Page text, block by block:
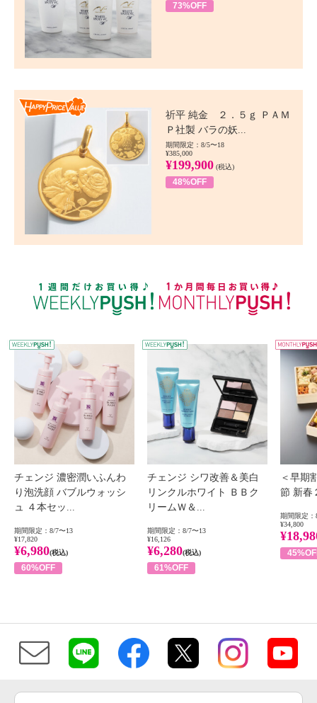
73%OFF
祈平 純金 ２．５ｇ ＰＡＭ
Ｐ社製 バラの妖...
期間限定：8/5〜18
¥385,000
¥199,900 (税込)
48%OFF
WEEKLY PUSH
チェンジ 濃密潤いふんわ
り泡洗顔 バブルウォッシ
ュ ４本セッ...
期間限定：8/7〜13
¥17,820
¥6,980(税込)
60%OFF
チェンジ シワ改善＆美白
リンクルホワイト ＢＢク
リームＷ＆...
期間限定：8/7〜13
¥16,126
¥6,280(税込)
61%OFF
＜早期
節 新春
期間限定：
¥34,800